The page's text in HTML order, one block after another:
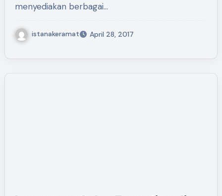
menyediakan berbagai…
istanakeramat April 28, 2017